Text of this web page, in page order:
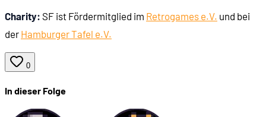
01:33:37 No Title
01:35:08
Charity: SF ist Fördermitglied im Retrogames e.V. und bei
der Hamburger Tafel e.V.
0
In dieser Folge